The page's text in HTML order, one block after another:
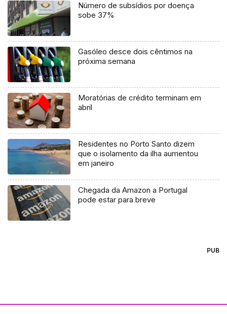
Número de subsídios por doença
sobe 37%
Gasóleo desce dois cêntimos na
próxima semana
Moratórias de crédito terminam em
abril
Residentes no Porto Santo dizem
que o isolamento da ilha aumentou
em janeiro
Chegada da Amazon a Portugal
pode estar para breve
PUB